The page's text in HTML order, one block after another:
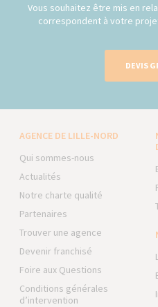
Vous souhaitez être mis en
correspondent à votre
DEVIS
AGENCE DE LILLE-NORD
Qui sommes-nous
Actualités
Notre charte qualité
Partenaires
Trouver une agence
Devenir franchisé
Foire aux Questions
Conditions générales
d’intervention